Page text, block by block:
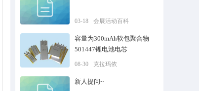
03-18 会展活动百科
容量为300mAh软包聚合物
501447锂电池电芯
08-30 克拉玛依
新人提问~